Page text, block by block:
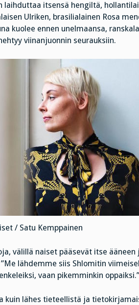
itsensä hengiltä,
Ulriken, brasilialainen Rosa
kuolee ennen unelmaansa,
viinanjuonnin seurauksiin.
/ Satu Kemppainen
välillä naiset pääsevät itse ääneen
lähdemme siis Shlomitin
vaan pikemminkin oppaiksi.”
kuin lähes tieteellistä ja